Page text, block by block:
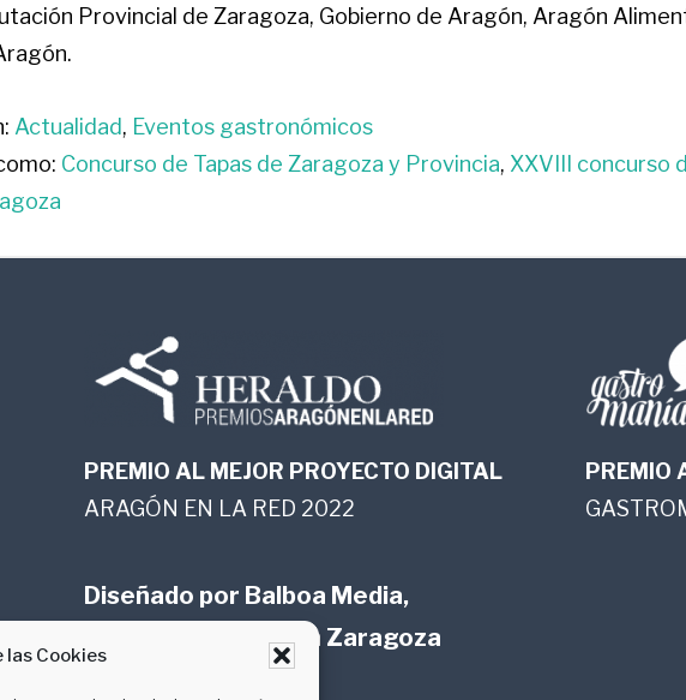
Cookies
Provincial de Zaragoza, Gobierno de Aragón, Aragón
Actualidad, Eventos gastronómicos
Concurso de Tapas de Zaragoza y Provincia, XXVIII concurso
PREMIO AL MEJOR PROYECTO DIGITAL
ARAGÓN EN LA RED 2022
Diseñado por Balboa Media,
marketing online en Zaragoza
PREMIO